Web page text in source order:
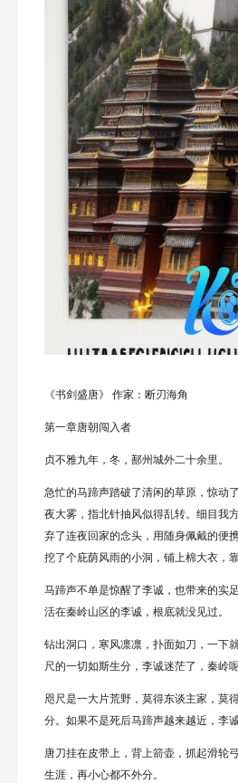
《书剑盛唐》 作家：断刃海角
第一章唐朝闯入者
贞不雅九年，冬，鄯州城外二十余里。
急忙的马蹄声踏破了清闲的草原，惊动
夜大雾，指北针抽风似得乱转。细目我
弃了连夜回家的念头，用随身佩戴的便
挖了个庇荫风雨的小洞，铺上棉大衣，
马蹄声不单是惊醒了李诚，也带来的实
活在秦岭山区的李诚，根底就没见过。
钻出洞口，寒风凛凛，扑面如刀，一下
尺的一切如斯生分，李诚迷茫了，秦岭
咫尺是一大片荒野，莫得东谈主家，莫
分。如果不是死后马蹄声越来越近，李
唐刀挂在皮带上，背上箭壶，抓起滑轮
生涯，再小心都不外分。